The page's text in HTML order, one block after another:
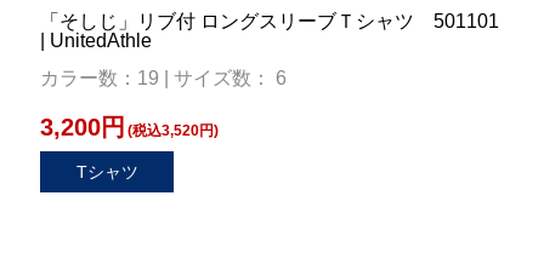
「そしじ」リブ付 ロングスリーブＴシャツ 501101
| UnitedAthle
カラー数：19 | サイズ数： 6
3,200円 (税込3,520円)
Tシャツ